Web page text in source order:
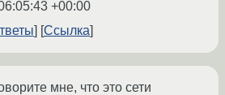
+00:00
Ссылка
мне, что это сети